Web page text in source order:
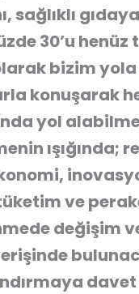
sağlıklı
30’u
bizim yola
konuşarak
yol
ve
değişim